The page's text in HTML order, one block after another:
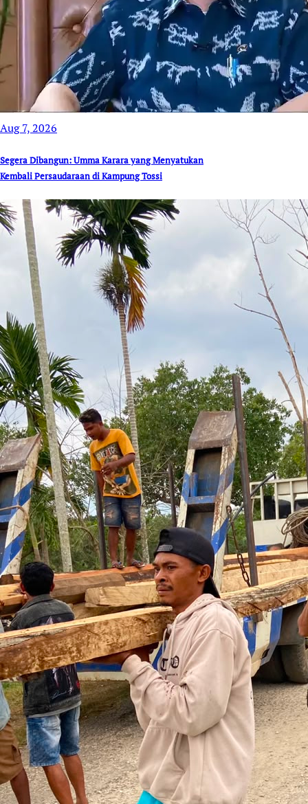
Aug 7, 2026
Segera Dibangun: Umma Karara yang Menyatukan
Kembali Persaudaraan di Kampung Tossi